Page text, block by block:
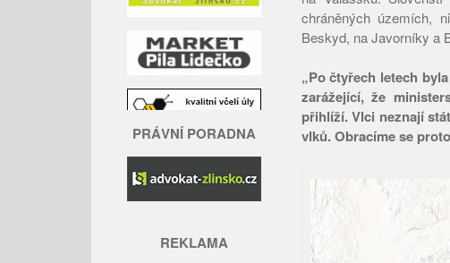
PRÁVNÍ PORADNA
REKLAMA
chráněných územích,
Beskyd, na Javorníky a
„Po čtyřech letech
zarážející, že
přihlíží. Vlci neznají
vlků. Obracíme se